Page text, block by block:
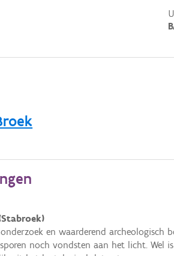
en waarderend archeologisch
noch vondsten aan het licht. Wel